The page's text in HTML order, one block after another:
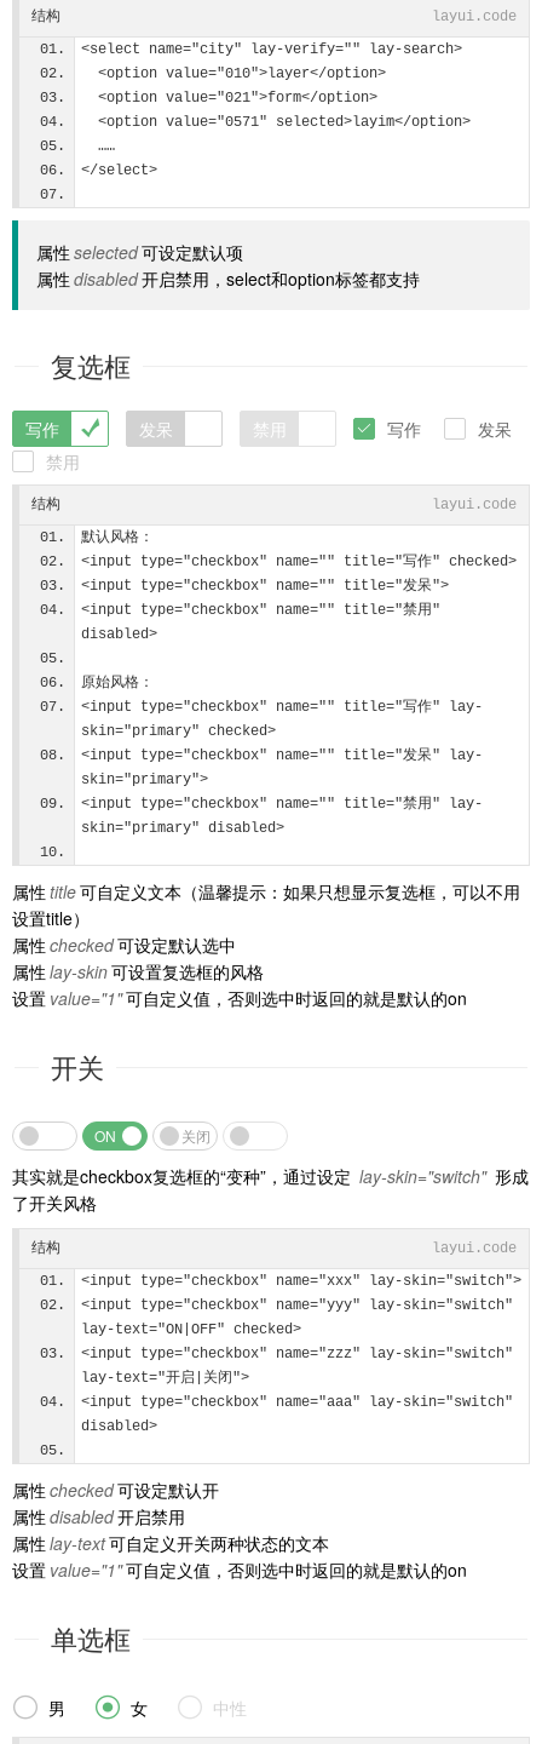
结构
layui.code
<select name="city" lay-verify="" lay-search>
  <option value="010">layer</option>
  <option value="021">form</option>
  <option value="0571" selected>layim</option>
  ……
</select>
属性 selected可设定默认项
属性 disabled开启禁用，select和option标签都支持
复选框
写作  发呆 禁用 写作
 发呆
禁用
结构
layui.code
默认风格：
<input type="checkbox" name="" title="写作" checked>
<input type="checkbox" name="" title="发呆">
<input type="checkbox" name="" title="禁用"
disabled>
原始风格：
<input type="checkbox" name="" title="写作" lay-
skin="primary" checked>
<input type="checkbox" name="" title="发呆" lay-
skin="primary">
<input type="checkbox" name="" title="禁用" lay-
skin="primary" disabled>
属性 title可自定义文本（温馨提示：如果只想显示复选框，可以不用
设置title）
属性 checked可设定默认选中
属性 lay-skin可设置复选框的风格
设置 value="1"可自定义值，否则选中时返回的就是默认的on
开关
ON 关闭
其实就是checkbox复选框的“变种”，通过设定 lay-skin="switch" 形成
了开关风格
结构
layui.code
<input type="checkbox" name="xxx" lay-skin="switch">
<input type="checkbox" name="yyy" lay-skin="switch"
lay-text="ON|OFF" checked>
<input type="checkbox" name="zzz" lay-skin="switch"
lay-text="开启|关闭">
<input type="checkbox" name="aaa" lay-skin="switch"
disabled>
属性 checked可设定默认开
属性 disabled开启禁用
属性 lay-text可自定义开关两种状态的文本
设置 value="1"可自定义值，否则选中时返回的就是默认的on
单选框
 男  女  中性